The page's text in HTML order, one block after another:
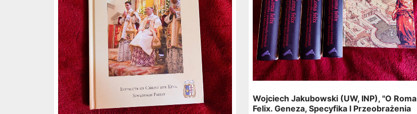
Wojciech Jakubowski (UW, INP), "O Roma
Felix. Geneza, Specyfika I Przeobrażenia